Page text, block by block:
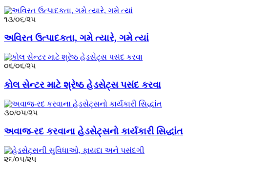
૧૩/૦૬/૨૫
અવિરત ઉત્પાદકતા, ગમે ત્યારે, ગમે ત્યાં
૦૬/૦૬/૨૫
કોલ સેન્ટર માટે શ્રેષ્ઠ હેડસેટ્સ પસંદ કરવા
૩૦/૦૫/૨૫
અવાજ-રદ કરવાના હેડસેટ્સનો કાર્યકારી સિદ્ધાંત
૨૬/૦૫/૨૫